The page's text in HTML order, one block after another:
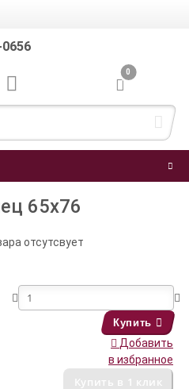
0
65x76
Купить
Добавить
в избранное